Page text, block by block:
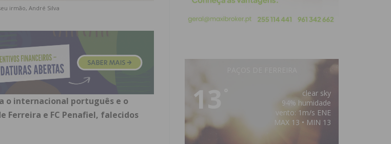
irmão, André Silva
o internacional português e o
Ferreira e FC Penafiel, falecidos
13
clear sky
94% humidade
vento: 1m/s ENE
MAX 13 • MIN 13